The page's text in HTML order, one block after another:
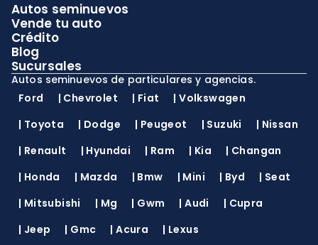
Autos seminuevos
Vende tu auto
Crédito
Blog
Sucursales
Autos seminuevos de particulares y agencias.
Ford
| Chevrolet | Fiat |Volkswagen
| Toyota | Dodge | Peugeot | Suzuki | Nissan
| Renault | Hyundai | Ram | Kia | Changan
| Honda | Mazda | Bmw | Mini | Byd | Seat
| Mitsubishi | Mg | Gwm |Audi | Cupra
| Jeep | Gmc |Acura | Lexus